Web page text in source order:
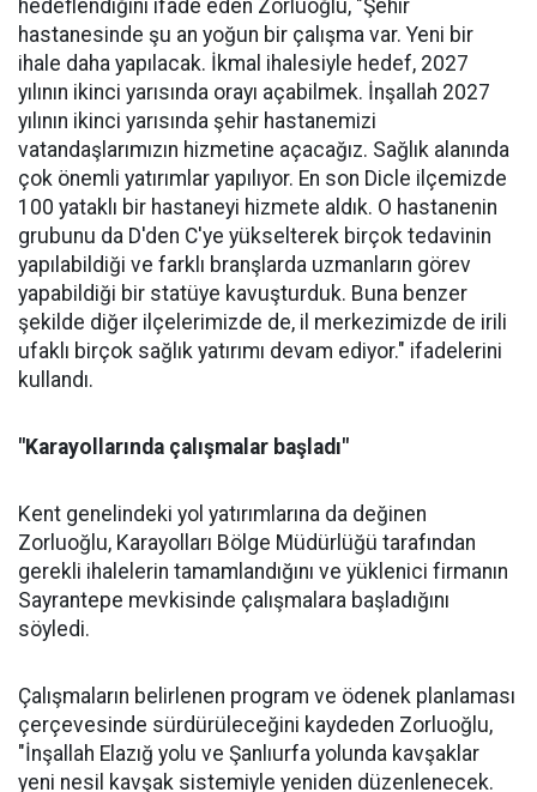
hedeflendiğini ifade eden Zorluoğlu, "Şehir
hastanesinde şu an yoğun bir çalışma var. Yeni bir
ihale daha yapılacak. İkmal ihalesiyle hedef, 2027
yılının ikinci yarısında orayı açabilmek. İnşallah 2027
yılının ikinci yarısında şehir hastanemizi
vatandaşlarımızın hizmetine açacağız. Sağlık alanında
çok önemli yatırımlar yapılıyor. En son Dicle ilçemizde
100 yataklı bir hastaneyi hizmete aldık. O hastanenin
grubunu da D'den C'ye yükselterek birçok tedavinin
yapılabildiği ve farklı branşlarda uzmanların görev
yapabildiği bir statüye kavuşturduk. Buna benzer
şekilde diğer ilçelerimizde de, il merkezimizde de irili
ufaklı birçok sağlık yatırımı devam ediyor." ifadelerini
kullandı.
"Karayollarında çalışmalar başladı"
Kent genelindeki yol yatırımlarına da değinen
Zorluoğlu, Karayolları Bölge Müdürlüğü tarafından
gerekli ihalelerin tamamlandığını ve yüklenici firmanın
Sayrantepe mevkisinde çalışmalara başladığını
söyledi.
Çalışmaların belirlenen program ve ödenek planlaması
çerçevesinde sürdürüleceğini kaydeden Zorluoğlu,
"İnşallah Elazığ yolu ve Şanlıurfa yolunda kavşaklar
yeni nesil kavşak sistemiyle yeniden düzenlenecek.